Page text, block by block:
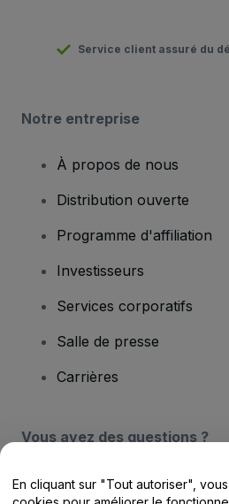
Service client assuré du
Notre entreprise
À propos de nous
Distribution ouverte
Programme d'affiliation
Investisseurs
Services corporatifs
Salle de presse
Carrières
Vous avez des questions ?
Centre d'assistance /
En cliquant sur "Tout autoriser",